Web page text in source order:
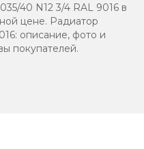
40 N12 3/4 RAL 9016 в
цене. Радиатор
описание, фото и
покупателей.